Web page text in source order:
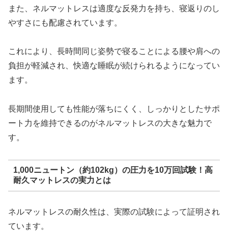
また、ネルマットレスは適度な反発力を持ち、寝返りのし
やすさにも配慮されています。
これにより、長時間同じ姿勢で寝ることによる腰や肩への
負担が軽減され、快適な睡眠が続けられるようになってい
ます。
長期間使用しても性能が落ちにくく、しっかりとしたサポ
ート力を維持できるのがネルマットレスの大きな魅力で
す。
1,000ニュートン（約102kg）の圧力を10万回試験！高
耐久マットレスの実力とは
ネルマットレスの耐久性は、実際の試験によって証明され
ています。